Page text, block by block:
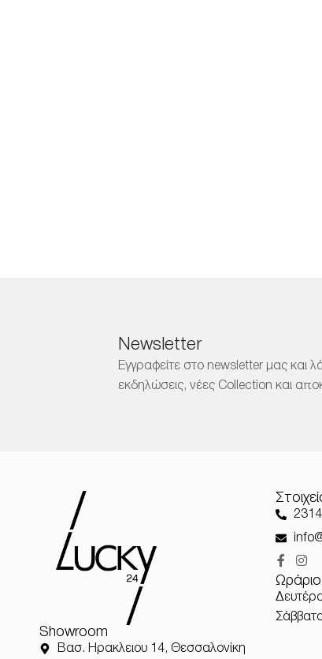
Newsletter
Εγγραφείτε στο newsletter μας και
εκδηλώσεις, νέες Collection και
Showroom
Βασ. Ηρακλειου 14, Θεσσαλονίκη
Ωράριο